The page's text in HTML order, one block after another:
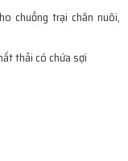
chuồng trại chăn nuôi,
thải có chứa sợi